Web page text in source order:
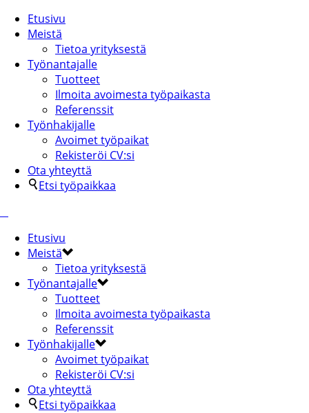
Etusivu
Meistä
Tietoa yrityksestä
Työnantajalle
Tuotteet
Ilmoita avoimesta työpaikasta
Referenssit
Työnhakijalle
Avoimet työpaikat
Rekisteröi CV:si
Ota yhteyttä
Etsi työpaikkaa
Etusivu
Meistä
Tietoa yrityksestä
Työnantajalle
Tuotteet
Ilmoita avoimesta työpaikasta
Referenssit
Työnhakijalle
Avoimet työpaikat
Rekisteröi CV:si
Ota yhteyttä
Etsi työpaikkaa